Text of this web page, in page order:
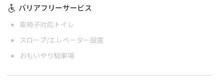
バリアフリーサービス
車椅子対応トイレ
スロープ/エレベーター設置
おもいやり駐車場